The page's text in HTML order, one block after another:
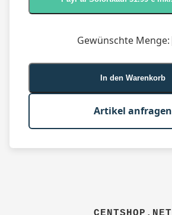
Gewünschte Menge:
In den Warenkorb
Artikel anfragen